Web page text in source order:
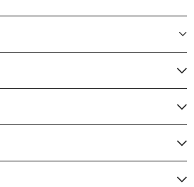
Yaz